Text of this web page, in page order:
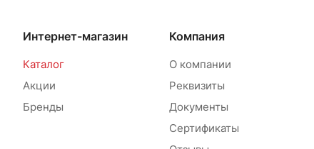
Интернет-магазин
Каталог
Акции
Бренды
Компания
О компании
Реквизиты
Документы
Сертификаты